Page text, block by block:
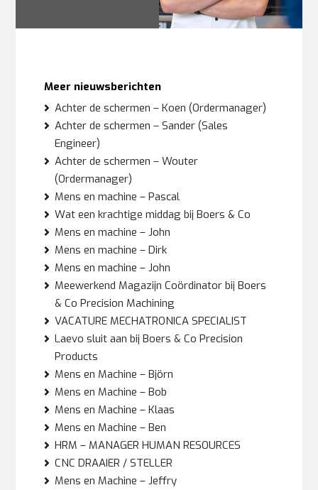
Meer nieuwsberichten
Achter de schermen – Koen (Ordermanager)
Achter de schermen – Sander (Sales
Engineer)
Achter de schermen – Wouter
(Ordermanager)
Mens en machine – Pascal
Wat een krachtige middag bij Boers & Co
Mens en machine – John
Mens en machine – Dirk
Mens en machine – John
Meewerkend Magazijn Coördinator bij Boers
& Co Precision Machining
VACATURE MECHATRONICA SPECIALIST
Laevo sluit aan bij Boers & Co Precision
Products
Mens en Machine – Björn
Mens en Machine – Bob
Mens en Machine – Klaas
Mens en Machine – Ben
HRM – MANAGER HUMAN RESOURCES
CNC DRAAIER / STELLER
Mens en Machine – Jeffry